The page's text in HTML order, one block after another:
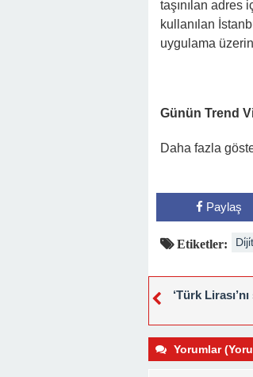
taşınılan adres
kullanılan
uygulama
Günün Trend
Daha fazla
Paylaş
Etiketler:
‘Türk
Yorumlar